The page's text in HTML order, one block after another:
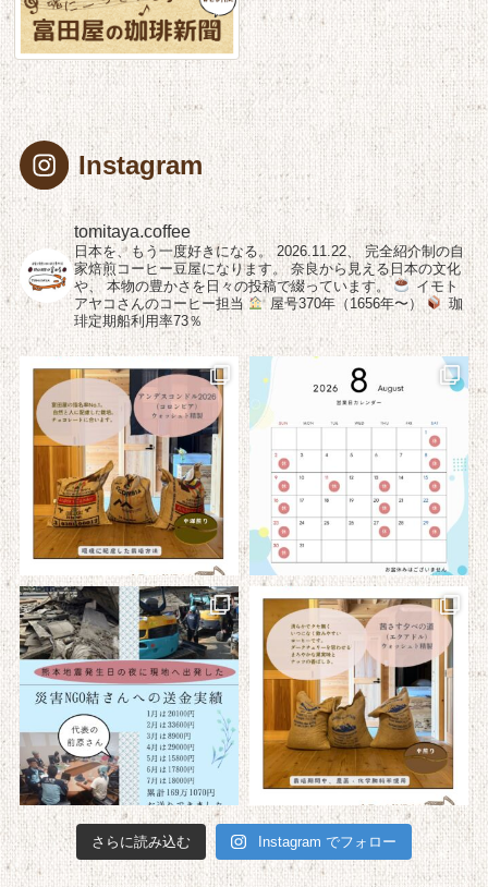
Instagram
tomitaya.coffee
日本を、もう一度好きになる。 2026.11.22、
完全紹介制の自
家焙煎コーヒー豆屋になります。 奈良から見える日本の文化
や、
本物の豊かさを日々の投稿で綴っています。
イモト
アヤコさんのコーヒー担当
屋号370年（1656年〜）
珈
琲定期船利用率73％
さらに読み込む Instagram でフォロー